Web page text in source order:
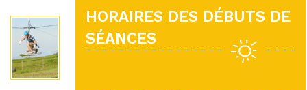
HORAIRES DES DÉBUTS DE
SÉANCES